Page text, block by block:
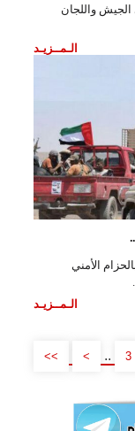
الاثنين، 7 من أسرى الجيش واللجان
الـمــزيـد
الأمني
الـمــزيـد
3
..
>
>>